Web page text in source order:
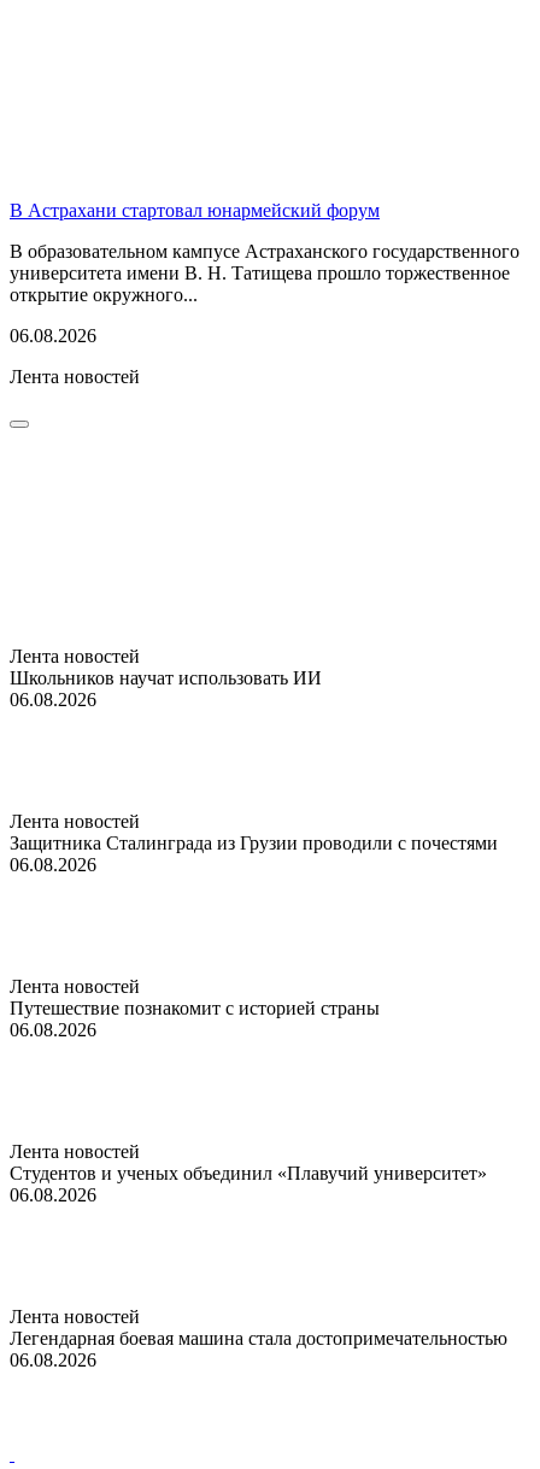
В Астрахани стартовал юнармейский форум
В образовательном кампусе Астраханского государственного
университета имени В. Н. Татищева прошло торжественное
открытие окружного...
06.08.2026
Лента новостей
Лента новостей
Школьников научат использовать ИИ
06.08.2026
Лента новостей
Защитника Сталинграда из Грузии проводили с почестями
06.08.2026
Лента новостей
Путешествие познакомит с историей страны
06.08.2026
Лента новостей
Студентов и ученых объединил «Плавучий университет»
06.08.2026
Лента новостей
Легендарная боевая машина стала достопримечательностью
06.08.2026